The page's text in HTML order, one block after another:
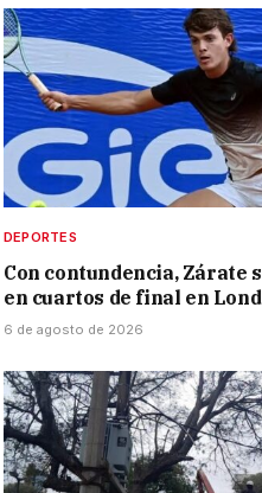
DEPORTES
Con contundencia, Zárate
en cuartos de final en
6 de agosto de 2026